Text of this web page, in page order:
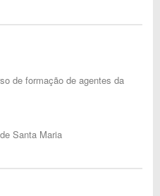
de formação de agentes da
Santa Maria